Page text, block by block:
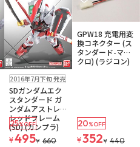
販売中
2016年7月下旬 発売
SDガンダムエク
スタンダード ガ
ンダムアストレイ
レッドフレーム
(SD) (ガンプラ)
25%OFF
¥495¥ 660
GPW18 充電用変
換コネクター (ス
タンダード-マイ
クロ) (ラジコン)
20%OFF
¥352¥ 440